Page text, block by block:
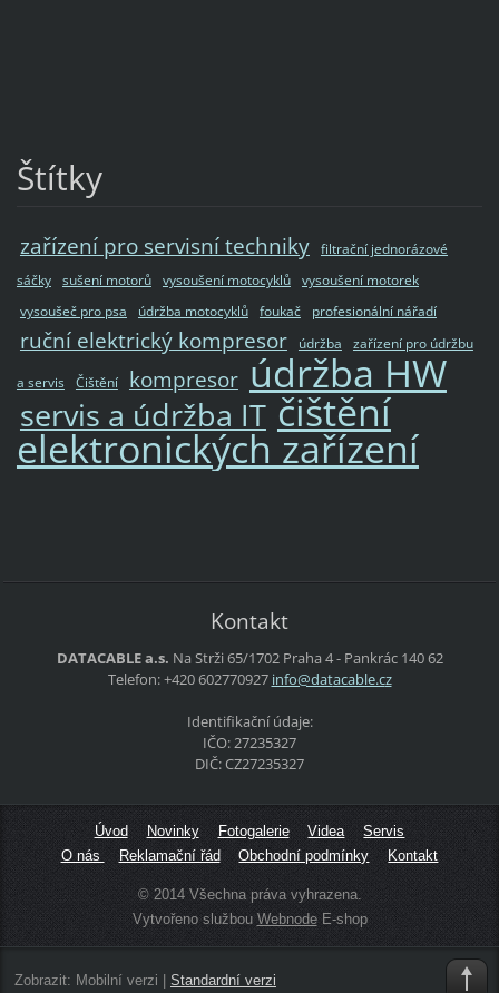
Štítky
zařízení pro servisní techniky filtrační jednorázové
sáčky sušení motorů vysoušení motocyklů vysoušení motorek
vysoušeč pro psa
údržba motocyklů foukač profesionální nářadí
ruční elektrický kompresor údržba zařízení pro údržbu
a servis Čištění kompresor údržba HW
servis a údržba IT čištění
elektronických zařízení
Kontakt
DATACABLE a.s. Na Strži 65/1702Praha 4 - Pankrác140 62
Telefon: +420 602770927 info@datacable.cz
Identifikační údaje:
IČO: 27235327
DIČ: CZ27235327
Úvod Novinky Fotogalerie Videa
Servis
O nás
Reklamační řád Obchodní podmínky Kontakt
© 2014 Všechna práva vyhrazena.
Vytvořeno službou WebnodeE-shop
Zobrazit: Mobilní verzi Standardní verzi